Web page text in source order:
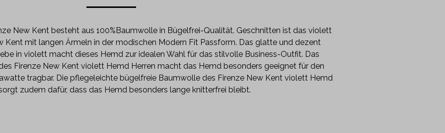
New Kent besteht aus 100%Baumwolle in Bügelfrei-Qualität. Geschnitten ist das violett
Kent mit langen Ärmeln in der modischen Modern Fit Passform. Das glatte und dezent
in violett macht dieses Hemd zur idealen Wahl für das stilvolle Business-Outfit. Das
Firenze New Kent violett Hemd Herren macht das Hemd besonders geeignet für den
tragbar. Die pflegeleichte bügelfreie Baumwolle des Firenze New Kent violett Hemd
zudem dafür, dass das Hemd besonders lange knitterfrei bleibt.